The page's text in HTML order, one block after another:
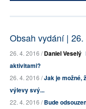
Obsah vydání |
26. 4. 2016 /Daniel Veselý
aktivitami?
26. 4. 2016 /Jak je možné,
výlevy svý...
22. 4. 2016 /Bude